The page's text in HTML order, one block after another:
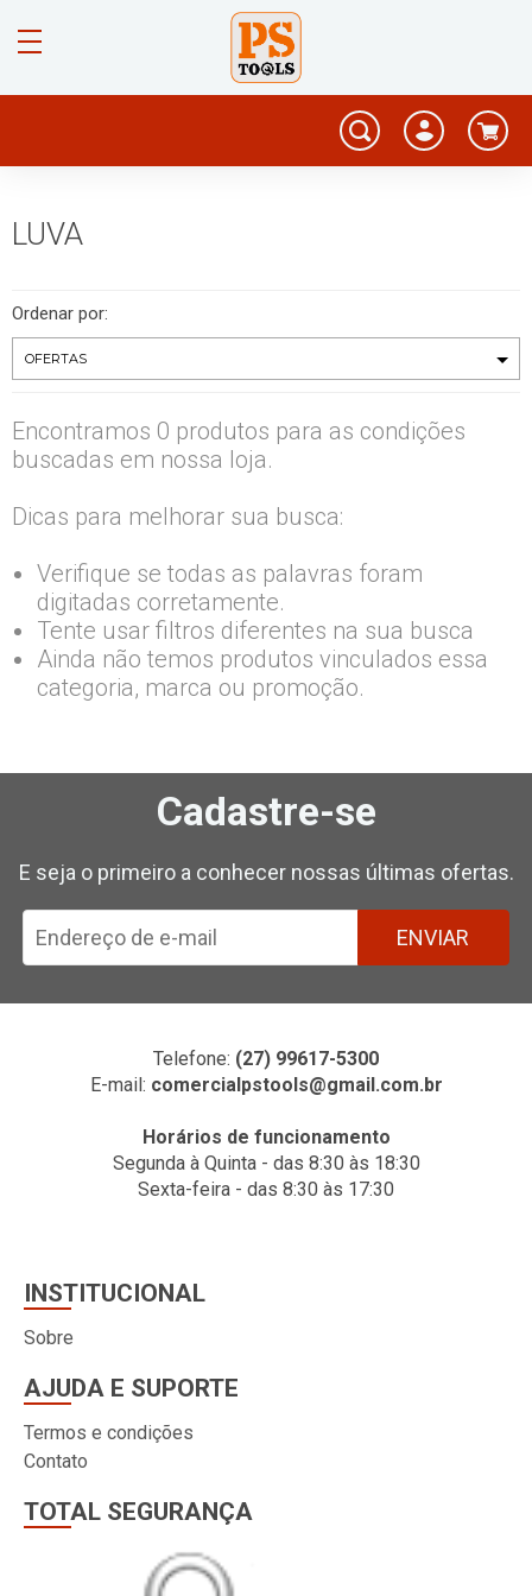
LUVA
Ordenar por:
Encontramos 0 produtos para as condições
buscadas em nossa loja.
Dicas para melhorar sua busca:
Verifique se todas as palavras foram
digitadas corretamente.
Tente usar filtros diferentes na sua busca
Ainda não temos produtos vinculados essa
categoria, marca ou promoção.
Cadastre-se
E seja o primeiro a conhecer nossas últimas ofertas.
ENVIAR
Telefone: (27) 99617-5300
E-mail: comercialpstools@gmail.com.br
Horários de funcionamento
Segunda à Quinta - das 8:30 às 18:30
Sexta-feira - das 8:30 às 17:30
INSTITUCIONAL
Sobre
AJUDA E SUPORTE
Termos e condições
Contato
TOTAL SEGURANÇA